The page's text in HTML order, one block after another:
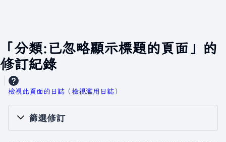
「分類:已忽略顯示標題的頁面」的
修訂紀錄
檢視此頁面的日誌 ​（檢視濫用日誌）
篩選修訂